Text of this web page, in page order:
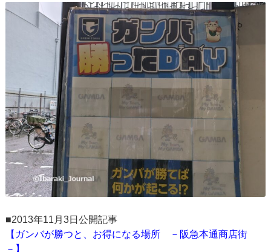
■2013年11月3日公開記事
【ガンバが勝つと、お得になる場所 －阪急本通商店街
－】